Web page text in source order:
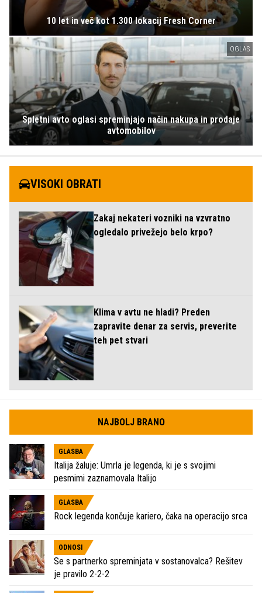
10 let in več kot 1.300 lokacij Fresh Corner
OGLAS
Spletni avto oglasi spreminjajo način nakupa in prodaje
avtomobilov
VISOKI OBRATI
Zakaj nekateri vozniki na vzvratno
ogledalo privežejo belo krpo?
Klima v avtu ne hladi? Preden
zapravite denar za servis, preverite
teh pet stvari
NAJBOLJ BRANO
GLASBA
Italija žaluje: Umrla je legenda, ki je s svojimi
pesmimi zaznamovala Italijo
GLASBA
Rock legenda končuje kariero, čaka na operacijo srca
ODNOSI
Se s partnerko spreminjata v sostanovalca? Rešitev
je pravilo 2-2-2